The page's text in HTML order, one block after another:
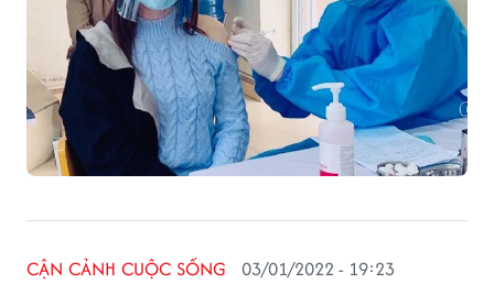
CẬN CẢNH CUỘC SỐNG 03/01/2022 - 19:23